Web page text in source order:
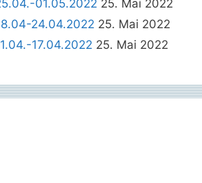
01.05.2022 25. Mai 2022
24.04.2022 25. Mai 2022
17.04.2022 25. Mai 2022